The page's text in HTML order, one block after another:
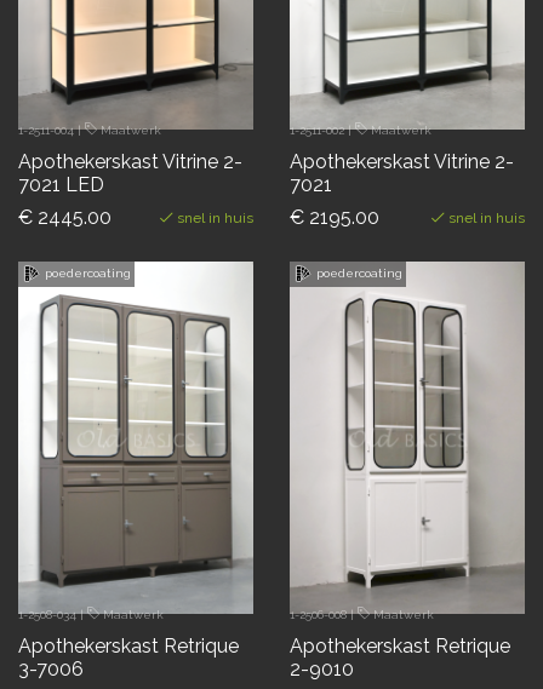
1-2511-004| Maatwerk
Apothekerskast Vitrine 2-
7021 LED
€ 2445.00
snel in huis
1-2511-002| Maatwerk
Apothekerskast Vitrine 2-
7021
€ 2195.00
snel in huis
poedercoating
1-2508-034| Maatwerk
Apothekerskast Retrique
3-7006
poedercoating
1-2506-008| Maatwerk
Apothekerskast Retrique
2-9010